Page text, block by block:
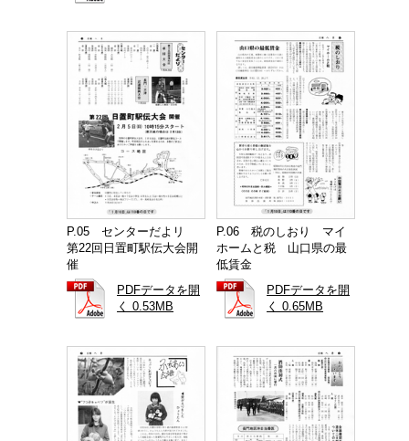
P.05 センターだよリ
第22回日置町駅伝大会開
催
PDFデータを開
く 0.53MB
P.06 税のしおり マイ
ホームと税 山口県の最
低賃金
PDFデータを開
く 0.65MB